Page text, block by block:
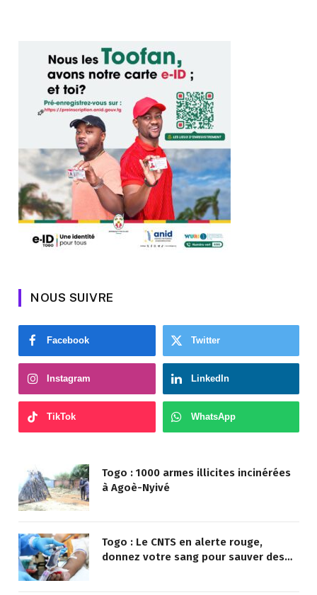
NOUS SUIVRE
Facebook Twitter
Instagram LinkedIn
TikTok WhatsApp
Togo : 1000 armes illicites incinérées
à Agoè-Nyivé
Togo : Le CNTS en alerte rouge,
donnez votre sang pour sauver des